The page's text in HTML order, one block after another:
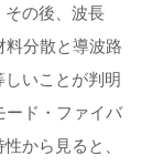
の後、波長
料分散と導波路
いことが判明
ード・ファイバ
から見ると、